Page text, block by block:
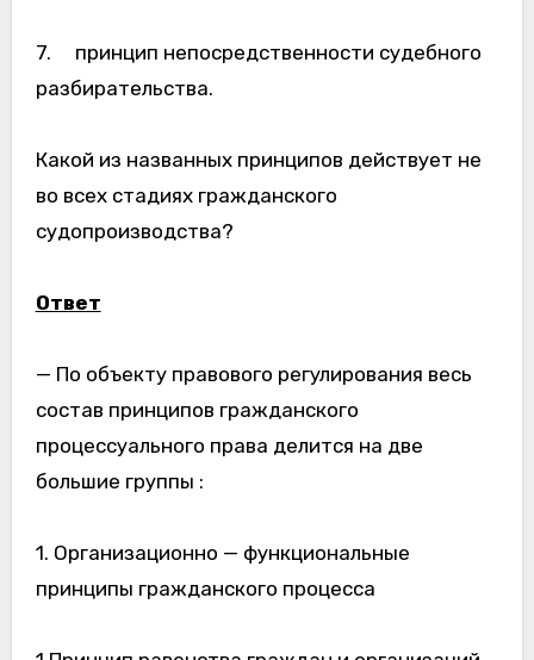
7. принцип непосредственности судебного
разбирательства.
Какой из названных принципов действует не
во всех стадиях гражданского
судопроизводства?
Ответ
— По объекту правового регулирования весь
состав принципов гражданского
процессуального права делится на две
большие группы :
1. Организационно — функциональные
принципы гражданского процесса